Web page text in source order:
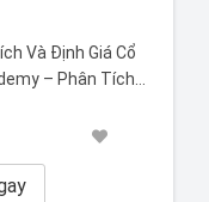
Và Định Giá Cổ
– Phân Tích
cổ phiếu, giúp